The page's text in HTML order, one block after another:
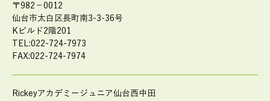
〒982－0012
仙台市太白区長町南3-3-36号
Kビルド2階201
TEL:022-724-7973
FAX:022-724-7974
Rickeyアカデミージュニア仙台西中田